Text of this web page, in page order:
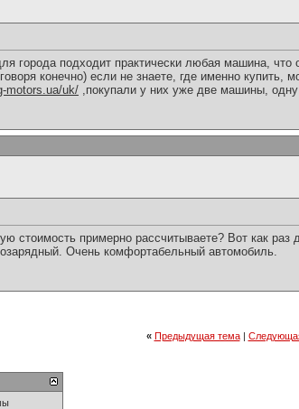
города подходит практически любая машина,
конечно) если не знаете, где именно
motors.ua/uk/ ,покупали у них уже две машины,
стоимость примерно рассчитываете? Вот как раз
Очень комфортабельный автомобиль.
« Предыдущая тема|